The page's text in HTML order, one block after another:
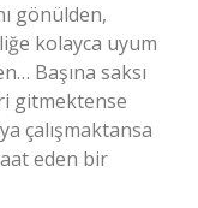
gönülden,
kolayca uyum
Başına saksı
gitmektense
çalışmaktansa
eden bir